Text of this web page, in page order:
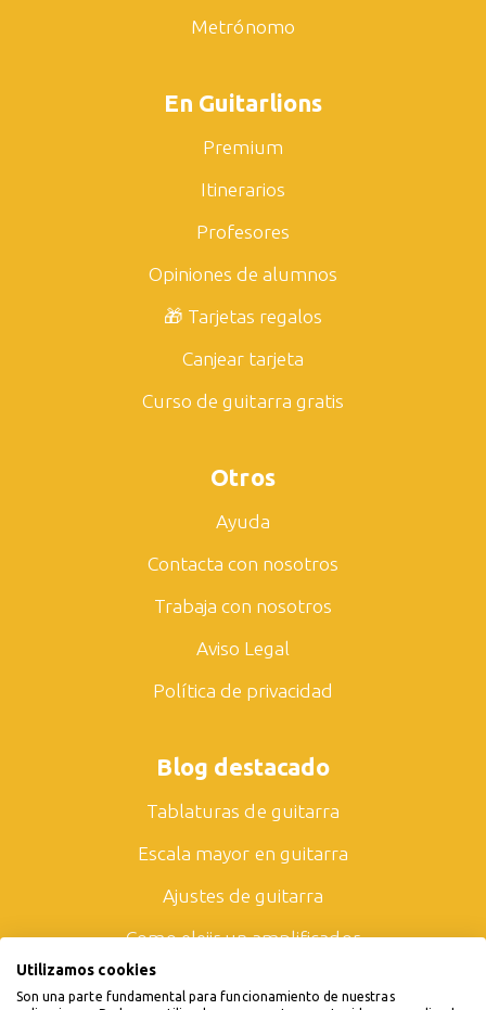
Metrónomo
En Guitarlions
Premium
Itinerarios
Profesores
Opiniones de alumnos
🎁 Tarjetas regalos
Canjear tarjeta
Curso de guitarra gratis
Otros
Ayuda
Contacta con nosotros
Trabaja con nosotros
Aviso Legal
Política de privacidad
Blog destacado
Tablaturas de guitarra
Escala mayor en guitarra
Ajustes de guitarra
Como elejir un amplificador
Utilizamos cookies
Son una parte fundamental para funcionamiento de nuestras